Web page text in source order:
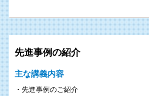
先進事例の紹介
主な講義内容
先進事例のご紹介